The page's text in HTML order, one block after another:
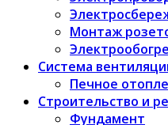
Монтаж
Система
Печное
Строительство и
Фундамент